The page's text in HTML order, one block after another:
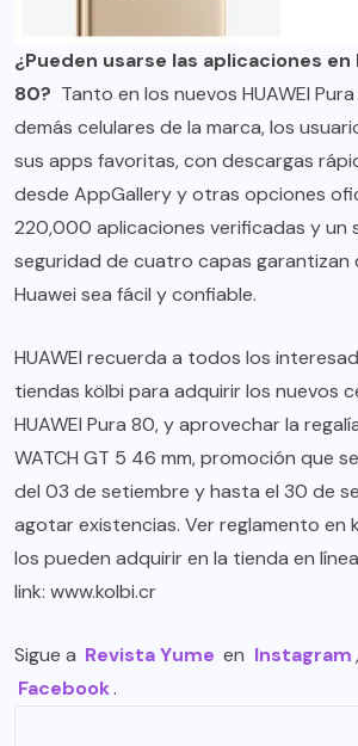
¿Pueden usarse las aplicaciones en
80? Tanto en los nuevos HUAWEI
demás celulares de la marca, los
sus apps favoritas, con descargas
desde AppGallery y otras opciones
220,000 aplicaciones verificadas y un
seguridad de cuatro capas garantizan
Huawei sea fácil y confiable.
HUAWEI recuerda a todos los
tiendas kölbi para adquirir los nuevos
HUAWEI Pura 80, y aprovechar la
WATCH GT 5 46 mm, promoción que
del 03 de setiembre y hasta el 30 de
agotar existencias. Ver reglamento en
los pueden adquirir en la tienda en
link: www.kolbi.cr
Sigue a Revista Yume en Instagram,
Facebook.